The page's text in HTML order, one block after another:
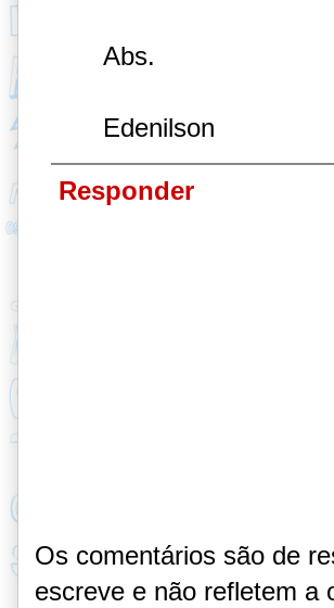
Abs.
Edenilson
Responder
Os comentários são de
escreve e não refletem a